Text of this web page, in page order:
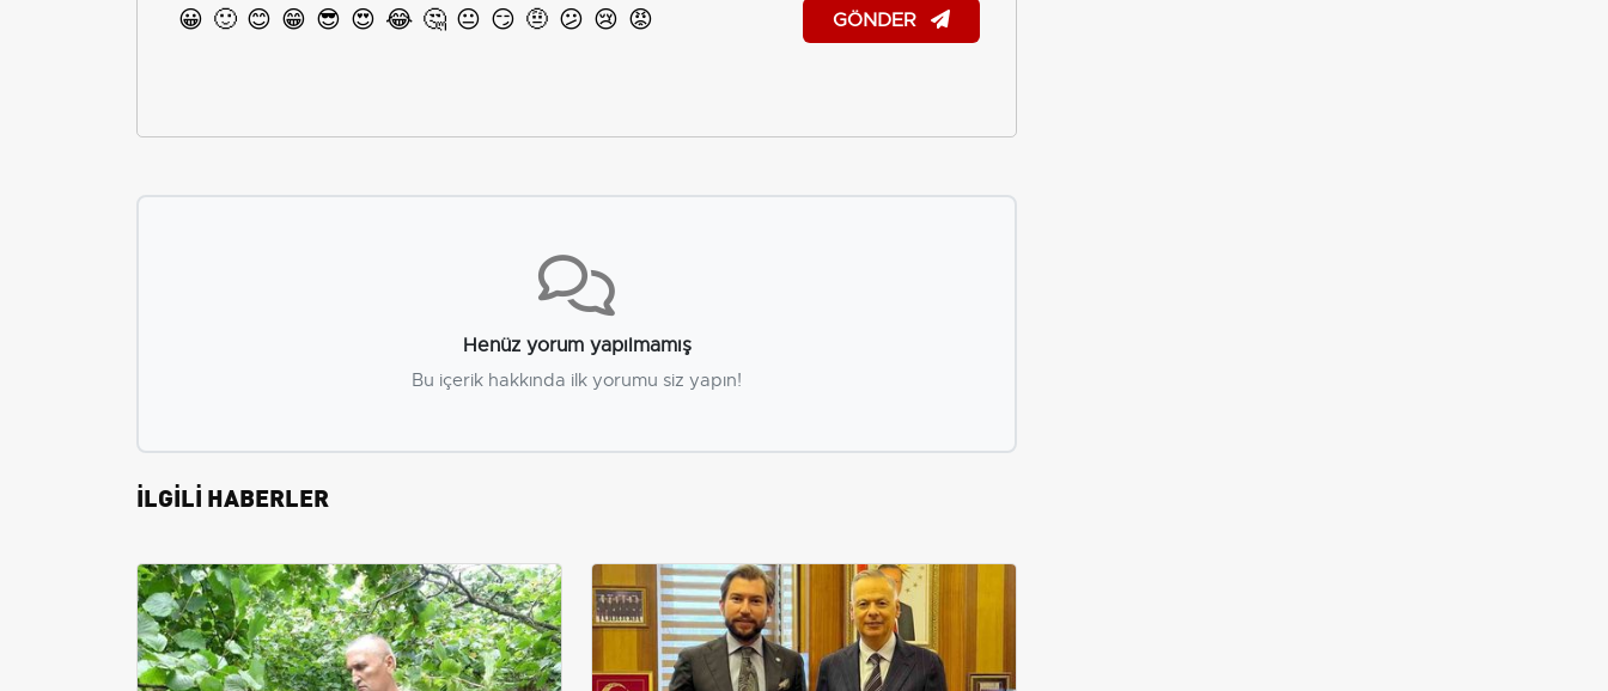
😀 🙂 😊 😁 😎 😍 😂 🤔 😐 😏 🤨 😕 😢 😡 GÖNDER
Henüz yorum yapılmamış
Bu içerik hakkında ilk yorumu siz yapın!
İLGİLİ HABERLER